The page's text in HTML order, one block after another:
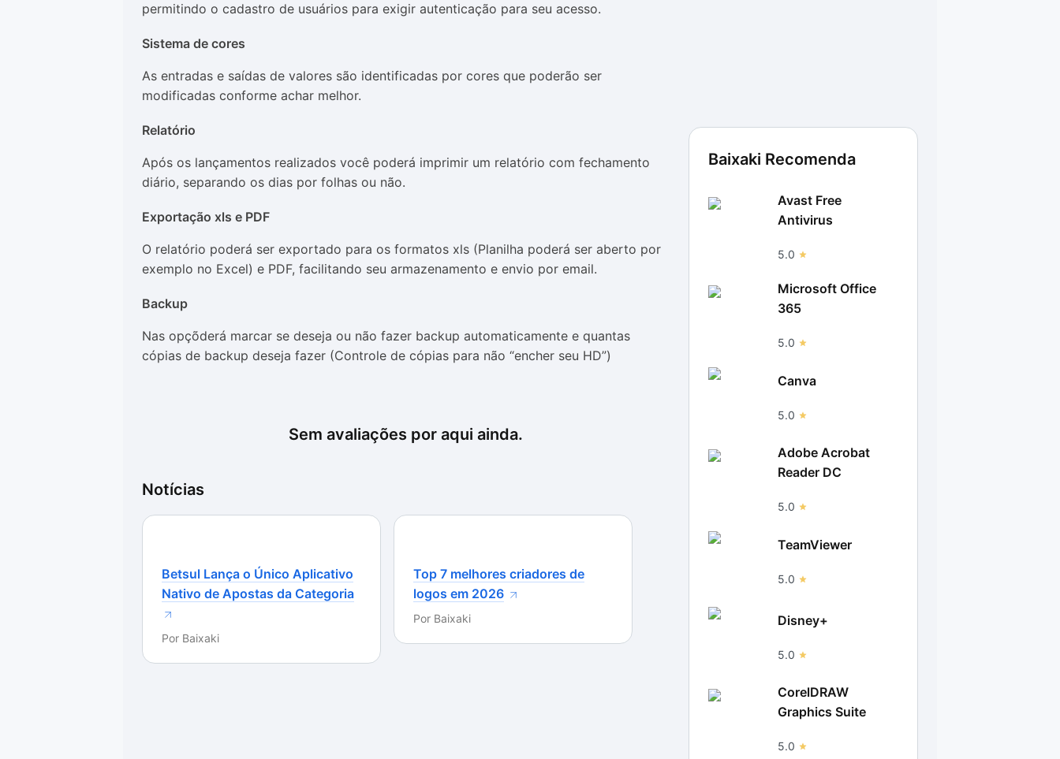
permitindo o cadastro de usuários para exigir autenticação para seu acesso.
Sistema de cores
As entradas e saídas de valores são identificadas por cores que poderão ser
modificadas conforme achar melhor.
Relatório
Após os lançamentos realizados você poderá imprimir um relatório com fechamento
diário, separando os dias por folhas ou não.
Exportação xls e PDF
O relatório poderá ser exportado para os formatos xls (Planilha poderá ser aberto por
exemplo no Excel) e PDF, facilitando seu armazenamento e envio por email.
Backup
Nas opçõderá marcar se deseja ou não fazer backup automaticamente e quantas
cópias de backup deseja fazer (Controle de cópias para não “encher seu HD”)
Sem avaliações por aqui ainda.
Notícias
Betsul Lança o Único Aplicativo
Nativo de Apostas da Categoria
Por Baixaki
Top 7 melhores criadores de
logos em 2026
Por Baixaki
Baixaki Recomenda
Avast Free
Antivirus
5.0
Microsoft Office
365
5.0
Canva
5.0
Adobe Acrobat
Reader DC
5.0
TeamViewer
5.0
Disney+
5.0
CorelDRAW
Graphics Suite
5.0